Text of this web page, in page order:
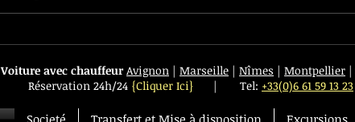
Voiture avec chauffeur Avignon | Marseille | Nîmes | Montpellier |
Réservation 24h/24 {Cliquer Ici} | Tel: +33(0)6 61 59 13 23
Societé Transfert et Mise à disposition Excursions